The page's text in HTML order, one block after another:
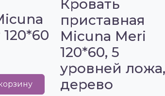
Кровать
приставная
Micuna Meri
120*60, 5
уровней ложа,
дерево